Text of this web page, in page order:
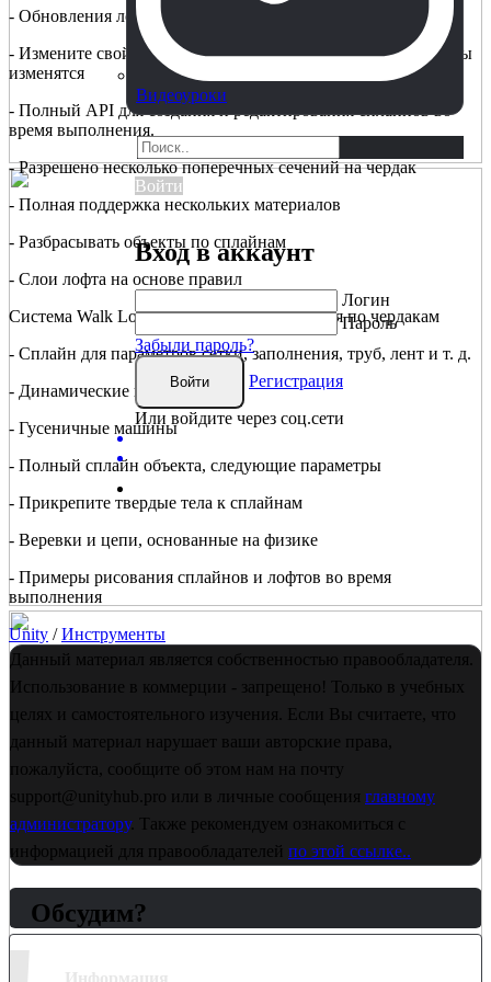
Видеоуроки
Войти
Вход в аккаунт
Логин
Пароль
Забыли пароль?
Войти
Регистрация
Или войдите через соц.сети
- Обновления лофтов в реальном времени
- Измените свой сплайн во время выполнения, и ваши лофты
изменятся
- Полный API для создания и редактирования сплайнов во
время выполнения.
- Разрешено несколько поперечных сечений на чердак
- Полная поддержка нескольких материалов
- Разбрасывать объекты по сплайнам
- Слои лофта на основе правил
Система Walk Loft для легкого перемещения по чердакам
- Сплайн для параметров сетки, заполнения, труб, лент и т. д.
- Динамические шланги
- Гусеничные машины
- Полный сплайн объекта, следующие параметры
- Прикрепите твердые тела к сплайнам
- Веревки и цепи, основанные на физике
- Примеры рисования сплайнов и лофтов во время
выполнения
Unity /Инструменты
Данный материал является собственностью правообладателя.
Использование в коммерции - запрещено! Только в учебных
целях и самостоятельного изучения. Если Вы считаете, что
данный материал нарушает ваши авторские права,
пожалуйста, сообщите об этом нам на почту
support@unityhub.pro или в личные сообщения главному
администратору. Также рекомендуем ознакомиться с
информацией для правообладателей по этой ссылке..
Обсудим?
Информация